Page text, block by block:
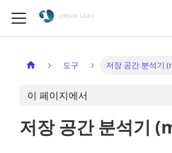
도구 저장 공간 분석기
이 페이지에서
저장 공간 분석기